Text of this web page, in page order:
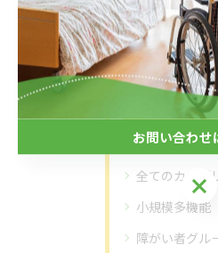
< 前のページ 一覧に
カテゴリ
全てのカテゴ
小規模多機能
障がい者グル
お問い合わせ
お問い合わせ